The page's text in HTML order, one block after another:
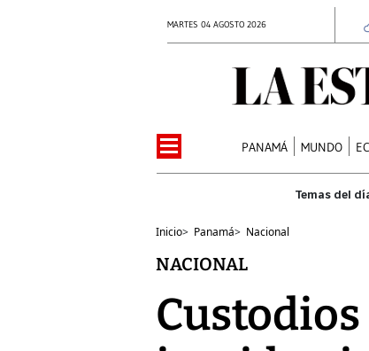
MARTES 04 AGOSTO 2026
PANAMÁ MUNDO
Inicio> Panamá> Nacional
NACIONAL
Custodios